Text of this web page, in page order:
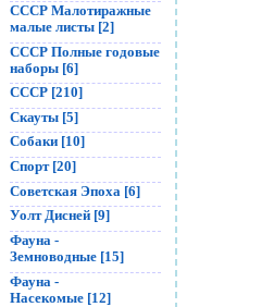
СССР Малотиражные
малые листы [2]
СССР Полные годовые
наборы [6]
СССР [210]
Скауты [5]
Собаки [10]
Спорт [20]
Советская Эпоха [6]
Уолт Дисней [9]
Фауна -
Земноводные [15]
Фауна -
Насекомые [12]